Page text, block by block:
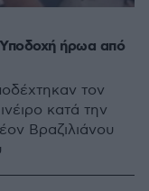
ήρωα από
τον
κατά την
Βραζιλιάνου